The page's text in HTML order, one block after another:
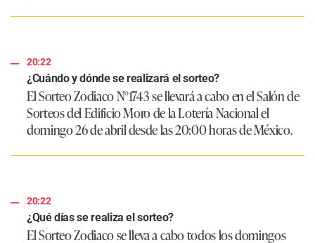
20:22
¿Cuándo y dónde se realizará el sorteo?
El Sorteo Zodiaco N°1743 se llevará a cabo en el Salón de
Sorteos del Edificio Moro de la Lotería Nacional el
domingo 26 de abril desde las 20:00 horas de México.
20:22
¿Qué días se realiza el sorteo?
El Sorteo Zodiaco se lleva a cabo todos los domingos